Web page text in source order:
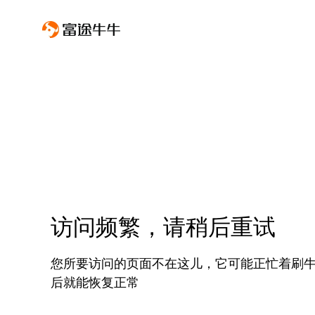
访问频繁，请稍后重试
您所要访问的页面不在这儿，它可能正忙着刷
后就能恢复正常